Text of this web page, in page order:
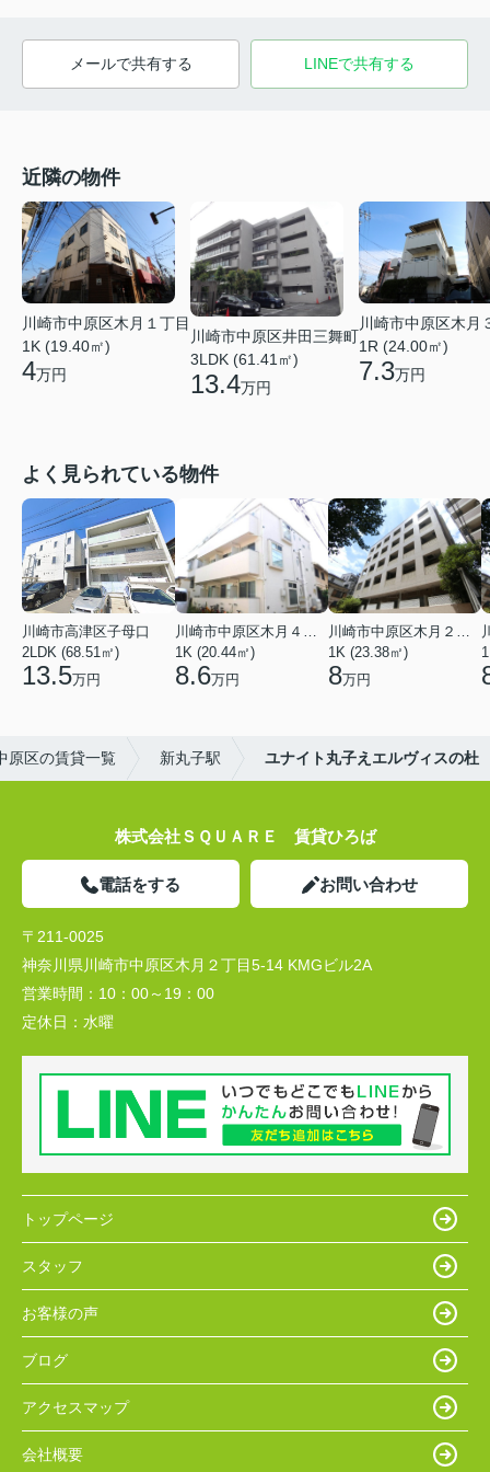
メールで共有する LINEで共有する
近隣の物件
川崎市中原区木月１丁目
1K (19.40㎡)
4万円
川崎市中原区井田三舞町
3LDK (61.41㎡)
13.4万円
川崎市中原区木月
1R (24.00㎡)
7.3万円
よく見られている物件
川崎市高津区子母口
2LDK (68.51㎡)
13.5万円
川崎市中原区木月４丁目
1K (20.44㎡)
8.6万円
川崎市中原区木月２丁目
1K (23.38㎡)
8万円
原区の賃貸一覧 新丸子駅 ユナイト丸子えエルヴィスの杜
株式会社ＳＱＵＡＲＥ 賃貸ひろば
電話をする お問い合わせ
〒211-0025
神奈川県川崎市中原区木月２丁目5-14 KMGビル2A
営業時間： 10：00～19：00
定休日： 水曜
トップページ
スタッフ
お客様の声
ブログ
アクセスマップ
会社概要